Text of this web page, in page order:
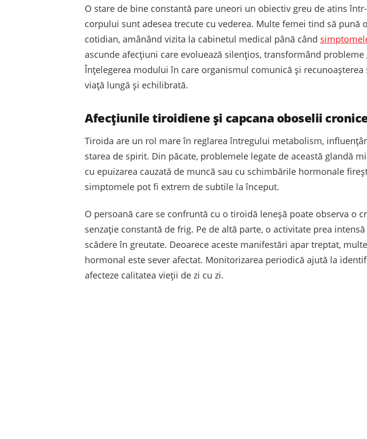
O stare de bine constantă pare uneori un obiectiv greu de atins
corpului sunt adesea trecute cu vederea. Multe femei tind să pună
cotidian, amânând vizita la cabinetul medical până când
ascunde afecțiuni care evoluează silențios, transformând
Înțelegerea modului în care organismul comunică și
viață lungă și echilibrată.
Afecțiunile tiroidiene și capcana oboselii
Tiroida are un rol mare în reglarea întregului metabolism,
starea de spirit. Din păcate, problemele legate de această glandă
cu epuizarea cauzată de muncă sau cu schimbările hormonale
simptomele pot fi extrem de subtile la început.
O persoană care se confruntă cu o tiroidă leneșă poate observa o
senzație constantă de frig. Pe de altă parte, o activitate prea
scădere în greutate. Deoarece aceste manifestări apar treptat,
hormonal este sever afectat. Monitorizarea periodică ajută la
afecteze calitatea vieții de zi cu zi.